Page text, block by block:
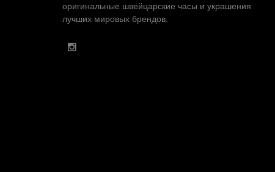
оригинальные швейцарские часы и украшения
лучших мировых брендов.